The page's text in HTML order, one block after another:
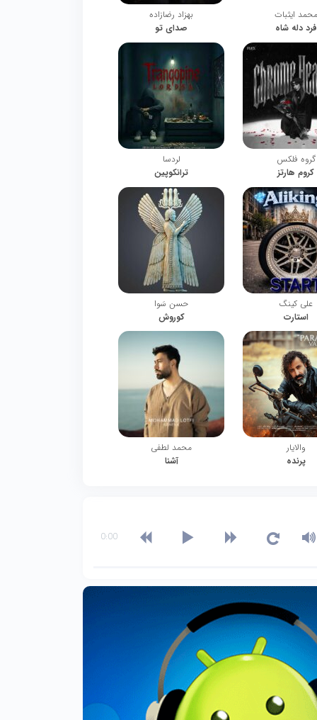
محمد ایثبات
فرد دله شاه
بهزاد رضازاده
صدای تو
گروه فلکس
کروم هارتز
لردسا
ترانکوپین
علی کینگ
استارت
حسن سَوا
کوروش
والایار
پرنده
محمد لطفی
آشنا
0:00